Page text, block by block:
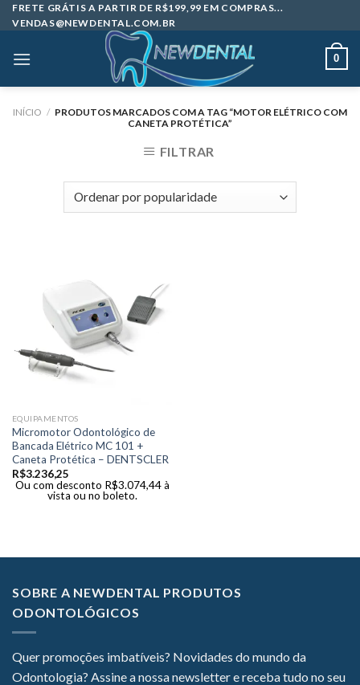
Skip
to
FRETE GRÁTIS A PARTIR DE R$199,99 EM COMPRAS...
VENDAS@NEWDENTAL.COM.BR
0
INÍCIO / PRODUTOS MARCADOS COM A TAG “MOTOR ELÉTRICO COM
CANETA PROTÉTICA”
FILTRAR
EQUIPAMENTOS
Micromotor Odontológico de
Bancada Elétrico MC 101 +
Caneta Protética – DENTSCLER
R$3.236,25
Ou com desconto R$3.074,44 à
vista ou no boleto.
SOBRE A NEWDENTAL PRODUTOS
ODONTOLÓGICOS
Quer promoções imbatíveis? Novidades do mundo da
Odontologia? Assine a nossa newsletter e receba tudo no seu